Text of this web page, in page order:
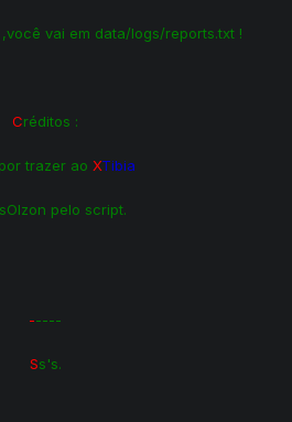
vai em data/logs/reports.txt !
Créditos :
trazer ao XTibia
pelo script.
-----
Ss's.